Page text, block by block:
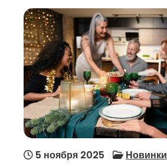
5 ноября 2025 Новинки